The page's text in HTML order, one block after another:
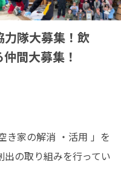
隊大募集！飲
間大募集！
き家の解消 ・活用 」を
の取り組みを行ってい